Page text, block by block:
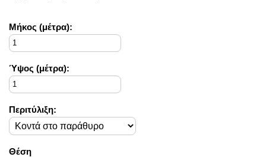
φρέσκες ιδέες διακόσμησης, που ικανοποιούν ακόμη και τους πιο
απαιτητικούς!
ασύγκριτο στυλ στο προσωπικό σας χώρο και να τον αναδείξουμε
με τον πιο όμορφο τρόπο!
Mήκος (μέτρα):
Ύψος (μέτρα):
Περιτύλιξη:
Θέση